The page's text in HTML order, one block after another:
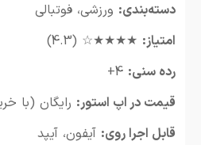
دسته‌بندی: ورزشی، فوتبالی
امتیاز: ★★★★☆ (4.3)
رده سنی:
قیمت در اپ استور: رایگان (با
قابل اجرا روی: آیفون، آیپد